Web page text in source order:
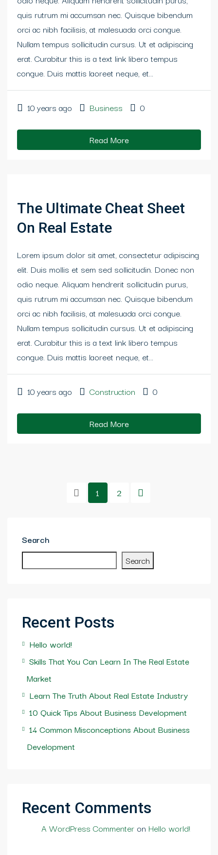
quis rutrum mi accumsan nec. Quisque bibendum
orci ac nibh facilisis, at malesuada orci congue.
Nullam tempus sollicitudin cursus. Ut et adipiscing
erat. Curabitur this is a text link libero tempus
congue. Duis mattis laoreet neque, et...
10 years ago Business 0
Read More
The Ultimate Cheat Sheet
On Real Estate
Lorem ipsum dolor sit amet, consectetur adipiscing
elit. Duis mollis et sem sed sollicitudin. Donec non
odio neque. Aliquam hendrerit sollicitudin purus,
quis rutrum mi accumsan nec. Quisque bibendum
orci ac nibh facilisis, at malesuada orci congue.
Nullam tempus sollicitudin cursus. Ut et adipiscing
erat. Curabitur this is a text link libero tempus
congue. Duis mattis laoreet neque, et...
10 years ago Construction 0
Read More
1 2
Search
Search
Recent Posts
Hello world!
Skills That You Can Learn In The Real Estate
Market
Learn The Truth About Real Estate Industry
10 Quick Tips About Business Development
14 Common Misconceptions About Business
Development
Recent Comments
A WordPress Commenter on Hello world!